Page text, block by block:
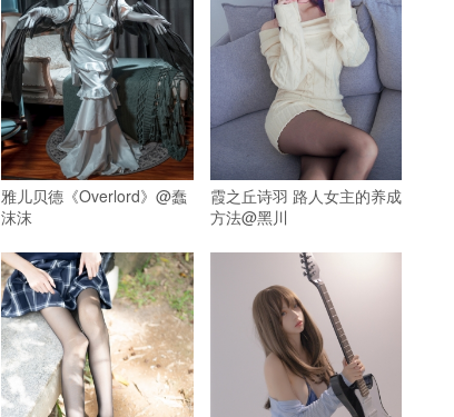
雅儿贝德《Overlord》@蠢
沫沫
霞之丘诗羽 路人女主的养成
方法@黑川